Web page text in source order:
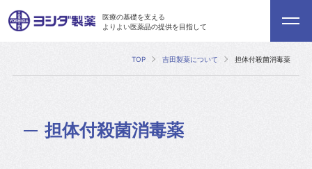
医療の基礎を支える
よりよい医薬品の提供を目指して
TOP 吉田製薬について 担体付殺菌消毒薬
担体付殺菌消毒薬